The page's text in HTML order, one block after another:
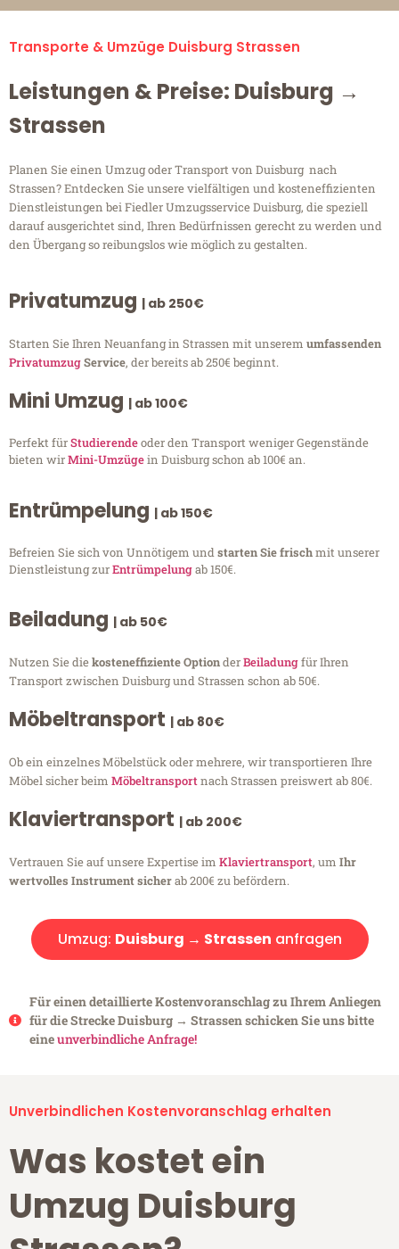
Transporte & Umzüge Duisburg Strassen
Leistungen & Preise: Duisburg →
Strassen
Planen Sie einen Umzug oder Transport von Duisburg nach
Strassen? Entdecken Sie unsere vielfältigen und kosteneffizienten
Dienstleistungen bei Fiedler Umzugsservice Duisburg, die speziell
darauf ausgerichtet sind, Ihren Bedürfnissen gerecht zu werden und
den Übergang so reibungslos wie möglich zu gestalten.
Privatumzug | ab 250€
Starten Sie Ihren Neuanfang in Strassen mit unserem umfassenden
PrivatumzugService, der bereits ab 250€ beginnt.
Mini Umzug | ab 100€
Perfekt fürStudierendeoder den Transport weniger Gegenstände
bieten wirMini-Umzügein Duisburg schon ab 100€ an.
Entrümpelung | ab 150€
Befreien Sie sich von Unnötigem undstarten Sie frischmit unserer
Dienstleistung zurEntrümpelungab 150€.
Beiladung | ab 50€
Nutzen Sie diekosteneffiziente OptionderBeiladungfür Ihren
Transport zwischen Duisburg und Strassen schon ab 50€.
Möbeltransport | ab 80€
Ob ein einzelnes Möbelstück oder mehrere, wir transportieren Ihre
Möbel sicher beim Möbeltransportnach Strassen preiswert ab 80€.
Klaviertransport | ab 200€
Vertrauen Sie auf unsere Expertise im Klaviertransport, um Ihr
wertvolles Instrument sicherab 200€ zu befördern.
Umzug: Duisburg → Strassen anfragen
Für einen detaillierte Kostenvoranschlag zu Ihrem Anliegen
für die Strecke Duisburg → Strassen schicken Sie uns bitte
eineunverbindliche Anfrage!
Unverbindlichen Kostenvoranschlag erhalten
Was kostet ein
Umzug Duisburg